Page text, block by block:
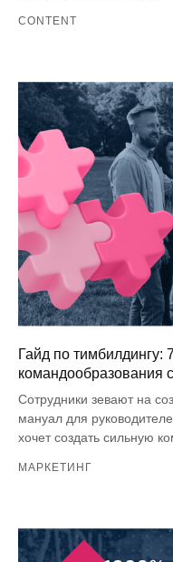
CONTENT
Гайд по тимбилдингу:
командообразования
Сотрудники зевают на
мануал для
хочет создать сильную
МАРКЕТИНГ